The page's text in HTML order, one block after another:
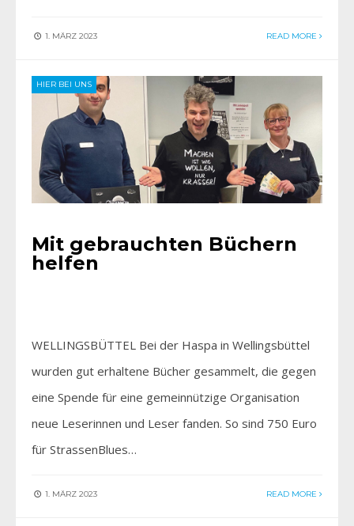
1. MÄRZ 2023 READ MORE
HIER BEI UNS
Mit gebrauchten Büchern
helfen
WELLINGSBÜTTEL Bei der Haspa in Wellingsbüttel
wurden gut erhaltene Bücher gesammelt, die gegen
eine Spende für eine gemeinnützige Organisation
neue Leserinnen und Leser fanden. So sind 750 Euro
für StrassenBlues…
1. MÄRZ 2023 READ MORE